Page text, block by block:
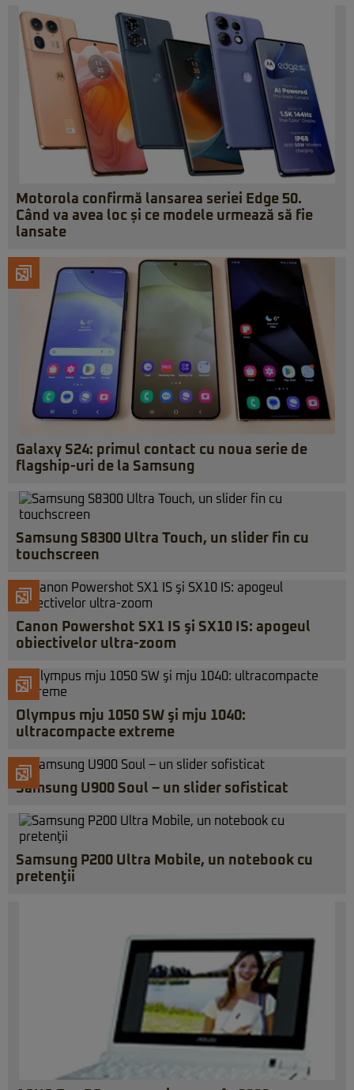
Motorola confirmă lansarea seriei Edge 50.
Când va avea loc și ce modele urmează să fie
lansate
Galaxy S24: primul contact cu noua serie de
flagship-uri de la Samsung
Samsung S8300 Ultra Touch, un slider fin cu
touchscreen
Canon Powershot SX1 IS şi SX10 IS: apogeul
obiectivelor ultra-zoom
Olympus mju 1050 SW şi mju 1040:
ultracompacte extreme
Samsung U900 Soul – un slider sofisticat
Samsung P200 Ultra Mobile, un notebook cu
pretenţii